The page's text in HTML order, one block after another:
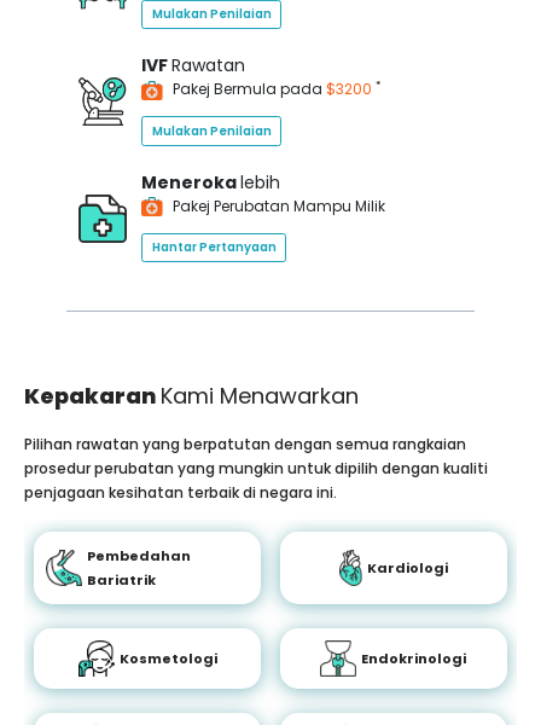
Mulakan Penilaian
IVFRawatan
Pakej Bermula pada $3200 *
Mulakan Penilaian
Menerokalebih
Pakej Perubatan Mampu Milik
Hantar Pertanyaan
Kepakaran Kami Menawarkan
Pilihan rawatan yang berpatutan dengan semua rangkaian
prosedur perubatan yang mungkin untuk dipilih dengan kualiti
penjagaan kesihatan terbaik di negara ini.
Pembedahan
Bariatrik
Kardiologi
Kosmetologi Endokrinologi